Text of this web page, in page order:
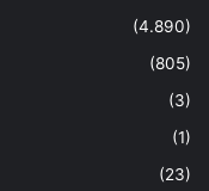
(4.890)
(805)
(3)
(1)
(23)